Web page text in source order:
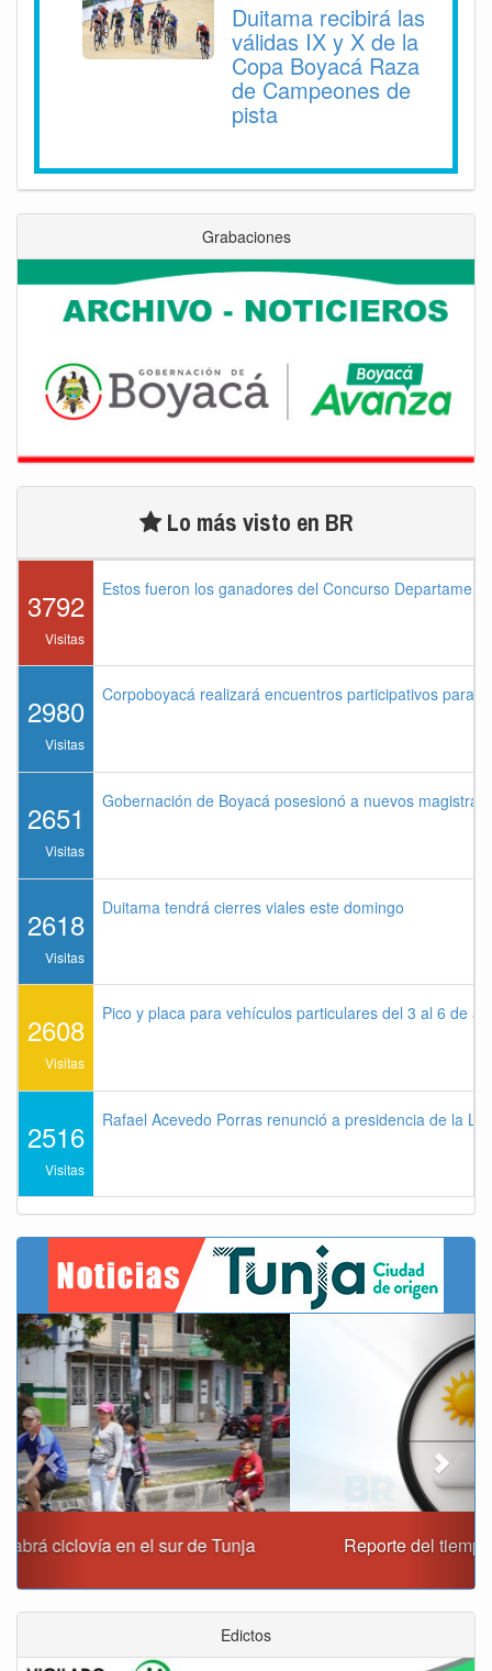
Duitama recibirá las
válidas IX y X de la
Copa Boyacá Raza
de Campeones de
pista
Grabaciones
Lo más visto en BR
3792
Visitas
Estos fueron los ganadores del Concurso
2980
Visitas
Corpoboyacá realizará encuentros participativos para
2651
Visitas
Gobernación de Boyacá posesionó a nuevos
2618
Visitas
Duitama tendrá cierres viales este domingo
2608
Visitas
Pico y placa para vehículos particulares del 3 al 6 de
2516
Visitas
Rafael Acevedo Porras renunció a presidencia de la
Reporte del tiempo en Boyacá para el jueves
Previous Next
Edictos